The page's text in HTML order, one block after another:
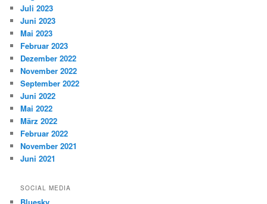
Juli 2023
Juni 2023
Mai 2023
Februar 2023
Dezember 2022
November 2022
September 2022
Juni 2022
Mai 2022
März 2022
Februar 2022
November 2021
Juni 2021
SOCIAL MEDIA